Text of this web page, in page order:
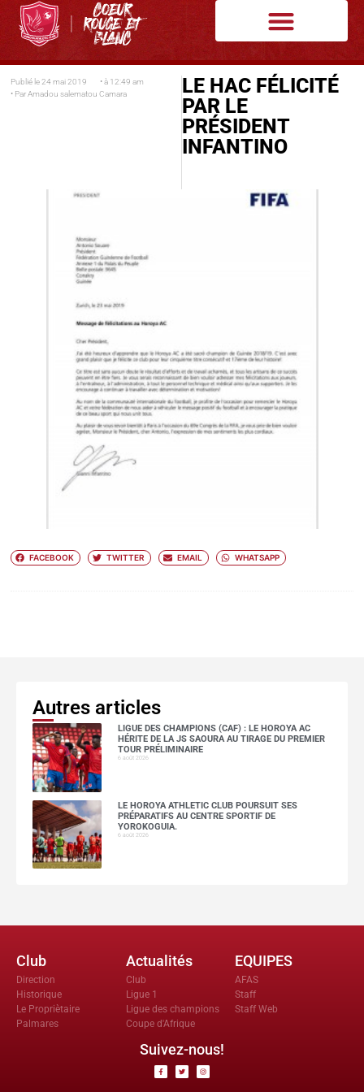
Publié le 24 mai 2019 • à 12:49 am
• ParAmadou salematou Camara
LE HAC FÉLICITÉ
PAR LE
PRÉSIDENT
INFANTINO
FACEBOOK TWITTER EMAIL WHATSAPP
Autres articles
LIGUE DES CHAMPIONS (CAF) : LE HOROYA AC
HÉRITE DE LA JS SAOURA AU TIRAGE DU PREMIER
TOUR PRÉLIMINAIRE
6 août 2026
LE HOROYA ATHLETIC CLUB POURSUIT SES
PRÉPARATIFS AU CENTRE SPORTIF DE
YOROKOGUIA.
6 août 2026
Club
Direction
Historique
Le Propriètaire
Palmares
Actualités
Club
Ligue 1
Ligue des champions
Coupe d'Afrique
EQUIPES
AFAS
Staff
Staff Web
Suivez-nous!